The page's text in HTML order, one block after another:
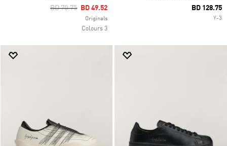
BD 128.75
Y-3
Price Reduced From
BD 70.75ToBD 49.52
Originals
3 Colours